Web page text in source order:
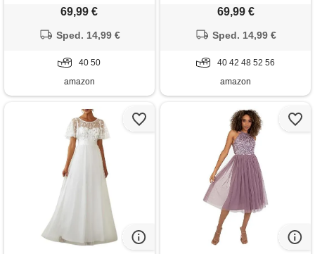
a elegante scollo a rotondo
69,99 €
Sped. 14,99 €
40 50
amazon
a elegante scollo a rotondo
69,99 €
Sped. 14,99 €
40 42 48 52 56
amazon